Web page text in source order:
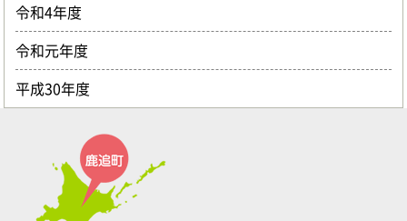
令和4年度
令和元年度
平成30年度